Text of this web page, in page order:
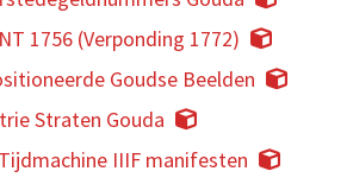
1756 (Verponding 1772)
Goudse Beelden
Straten Gouda
IIIF manifesten